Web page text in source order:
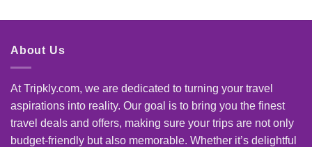
About Us
At Tripkly.com, we are dedicated to turning your travel
aspirations into reality. Our goal is to bring you the finest
travel deals and offers, making sure your trips are not only
budget-friendly but also memorable. Whether it’s delightful